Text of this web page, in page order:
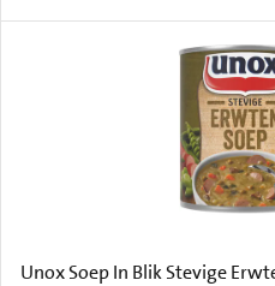
Unox Soep In Blik Stevige